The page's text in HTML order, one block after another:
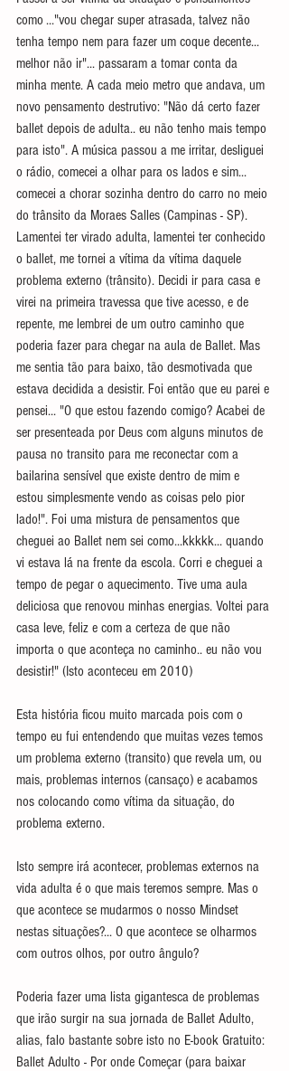
como ..."vou chegar super atrasada, talvez não
tenha tempo nem para fazer um coque decente...
melhor não ir"... passaram a tomar conta da
minha mente. A cada meio metro que andava, um
novo pensamento destrutivo: "Não dá certo fazer
ballet depois de adulta.. eu não tenho mais tempo
para isto". A música passou a me irritar, desliguei
o rádio, comecei a olhar para os lados e sim...
comecei a chorar sozinha dentro do carro no meio
do trânsito da Moraes Salles (Campinas - SP).
Lamentei ter virado adulta, lamentei ter conhecido
o ballet, me tornei a vítima da vítima daquele
problema externo (trânsito). Decidi ir para casa e
virei na primeira travessa que tive acesso, e de
repente, me lembrei de um outro caminho que
poderia fazer para chegar na aula de Ballet. Mas
me sentia tão para baixo, tão desmotivada que
estava decidida a desistir. Foi então que eu parei e
pensei... "O que estou fazendo comigo? Acabei de
ser presenteada por Deus com alguns minutos de
pausa no transito para me reconectar com a
bailarina sensível que existe dentro de mim e
estou simplesmente vendo as coisas pelo pior
lado!". Foi uma mistura de pensamentos que
cheguei ao Ballet nem sei como...kkkkk... quando
vi estava lá na frente da escola. Corri e cheguei a
tempo de pegar o aquecimento. Tive uma aula
deliciosa que renovou minhas energias. Voltei para
casa leve, feliz e com a certeza de que não
importa o que aconteça no caminho.. eu não vou
desistir!" (Isto aconteceu em 2010)
Esta história ficou muito marcada pois com o
tempo eu fui entendendo que muitas vezes temos
um problema externo (transito) que revela um, ou
mais, problemas internos (cansaço) e acabamos
nos colocando como vítima da situação, do
problema externo.
Isto sempre irá acontecer, problemas externos na
vida adulta é o que mais teremos sempre. Mas o
que acontece se mudarmos o nosso Mindset
nestas situações?... O que acontece se olharmos
com outros olhos, por outro ângulo?
Poderia fazer uma lista gigantesca de problemas
que irão surgir na sua jornada de Ballet Adulto,
alias, falo bastante sobre isto no E-book Gratuito:
Ballet Adulto - Por onde Começar (para baixar